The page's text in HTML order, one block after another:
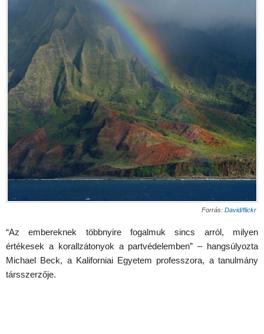
Forrás: David/flickr
“Az embereknek többnyire fogalmuk sincs arról, milyen
értékesek a korallzátonyok a partvédelemben” – hangsúlyozta
Michael Beck, a Kaliforniai Egyetem professzora, a tanulmány
társszerzője.